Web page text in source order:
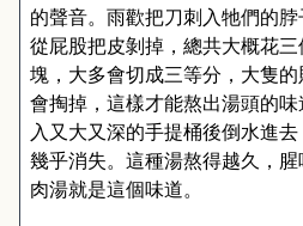
的聲音。雨歡把刀刺入牠們的
從屁股把皮剝掉，總共大概花
塊，大多會切成三等分，大隻
會掏掉，這樣才能熬出湯頭的
入又大又深的手提桶後倒水進
幾乎消失。這種湯熬得越久，
肉湯就是這個味道。